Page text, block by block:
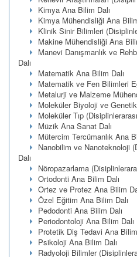
Kimya Ana Bilim Dalı
Kimya Mühendisliği Ana
Klinik Sinir Bilimleri
Makine Mühendisliği Ana
Manevi Danışmanlık ve
Dalı
Matematik Ana Bilim Dalı
Matematik ve Fen Bilimleri
Metalurji ve Malzeme
Moleküler Biyoloji ve
Moleküler Tıp
Müzik Ana Sanat Dalı
Mütercim Tercümanlık Ana
Nanobilim ve Nanoteknoloji
Dalı
Nöropazarlama
Ortodonti Ana Bilim Dalı
Ortez ve Protez Ana Bilim
Özel Eğitim Ana Bilim Dalı
Pedodonti Ana Bilim Dalı
Periodontoloji Ana Bilim Dalı
Protetik Diş Tedavi Ana Bilim
Psikoloji Ana Bilim Dalı
Radyoloji Bilimler